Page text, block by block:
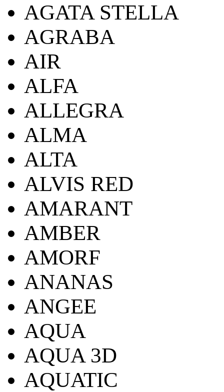
AGATA STELLA
AGRABA
AIR
ALFA
ALLEGRA
ALMA
ALTA
ALVIS RED
AMARANT
AMBER
AMORF
ANANAS
ANGEE
AQUA
AQUA 3D
AQUATIC